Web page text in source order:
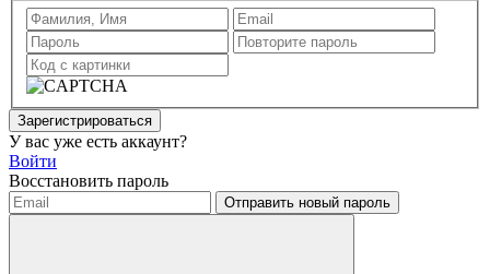
Зарегистрироваться
У вас уже есть аккаунт?
Войти
Восстановить пароль
Отправить новый пароль